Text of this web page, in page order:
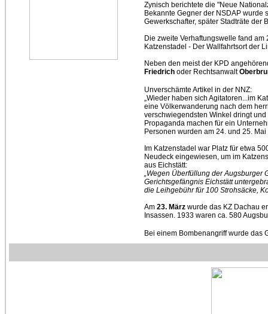
Zynisch berichtete die "Neue
Bekannte Gegner der NSDAP wurde
Gewerkschafter, später Stadträte der
Die zweite Verhaftungswelle fand
Katzenstadel - Der Wallfahrtsort der
Neben den meist der KPD
Friedrich oder Rechtsanwalt
Unverschämte Artikel in der NNZ:
„Wieder haben sich Agitatoren...im
eine Völkerwanderung nach dem
verschwiegendsten Winkel dringt
Propaganda machen für ein
Personen wurden am 24. und 25.
Im Katzenstadel war Platz für etwa
Neudeck eingewiesen, um im
aus Eichstätt:
„Wegen Überfüllung der Augsburger
Gerichtsgefängnis Eichstätt
die Leihgebühr für 100 Strohsäcke,
Am 23. März wurde das KZ Dachau
Insassen. 1933 waren ca. 580
Bei einem Bombenangriff wurde das